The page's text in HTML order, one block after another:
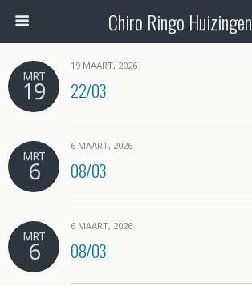
Chiro Ringo Huizingen
MRT
19
19 MAART, 2026
22/03
MRT
6
6 MAART, 2026
08/03
MRT
6
6 MAART, 2026
08/03